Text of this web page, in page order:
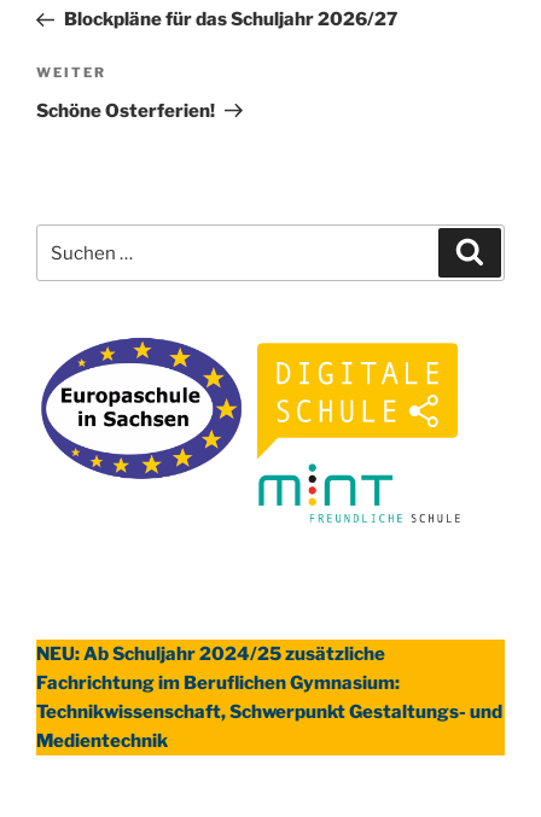
Beitrag
Blockpläne für das Schuljahr 2026/27
Nächster
Beitrag
WEITER
Schöne Osterferien!
nach:
NEU: Ab Schuljahr 2024/25 zusätzliche
Fachrichtung im Beruflichen Gymnasium:
Technikwissenschaft, Schwerpunkt Gestaltungs- und
Medientechnik